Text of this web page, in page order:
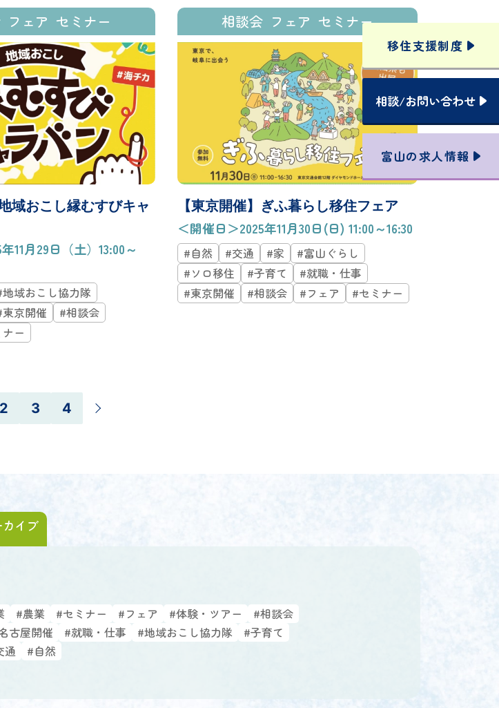
フェア セミナー
域おこし縁むすびキャ
11月29日（土）13:00～
域おこし協力隊
京開催
#相談会
ー
相談会 フェア セミナー
【東京開催】ぎふ暮らし移住フェア
＜開催日＞2025年11月30日(日) 11:00～16:30
#自然 #交通 #家
#富山ぐらし
#ソロ移住
#子育て
#就職・仕事
#東京開催
#相談会 #フェア #セミナー
2 3 4
イブ
#農業 #セミナー #フェア #体験・ツアー
#相談会
古屋開催 #就職・仕事 #地域おこし協力隊
#子育て
通 #自然
移住支援制度
相談/お問い合わせ
富山の求人情報